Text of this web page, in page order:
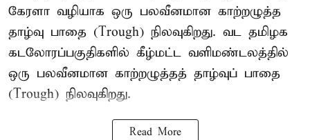
கேரளா வழியாக ஒரு பலவீனமான காற்றழுத்த
தாழ்வு பாதை (Trough) நிலவுகிறது. வட தமிழக
கடலோரப்பகுதிகளில் கீழ்மட்ட வளிமண்டலத்தில்
ஒரு பலவீனமான காற்றழுத்தத் தாழ்வுப் பாதை
(Trough) நிலவுகிறது.
Read More